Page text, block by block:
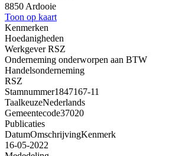
8850 Ardooie
Toon op kaart
Kenmerken
Hoedanigheden
Werkgever RSZ
Onderneming onderworpen aan BTW
Handelsonderneming
RSZ
Stamnummer1847167-11
TaalkeuzeNederlands
Gemeentecode37020
Publicaties
DatumOmschrijvingKenmerk
16-05-2022